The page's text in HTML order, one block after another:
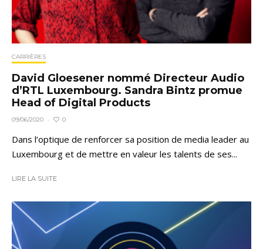
CARRIÈRES
David Gloesener nommé Directeur Audio
d’RTL Luxembourg. Sandra Bintz promue
Head of Digital Products
09/06/2020 · 0
Dans l’optique de renforcer sa position de media leader au
Luxembourg et de mettre en valeur les talents de ses...
LIRE LA SUITE